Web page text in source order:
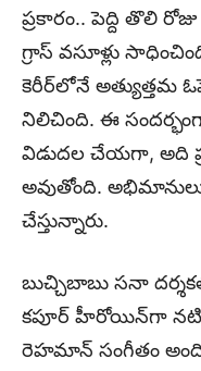
ప్రకారం.. పెద్ది తొలి
గ్రాస్ వసూళ్లు
కెరీర్‌లోనే అత్యుత్తమ
నిలిచింది. ఈ
విడుదల చేయగా, అది
అవుతోంది.
చేస్తున్నారు.
బుచ్చిబాబు సనా
కపూర్ హీరోయిన్‌గా
రెహమాన్ సంగీతం